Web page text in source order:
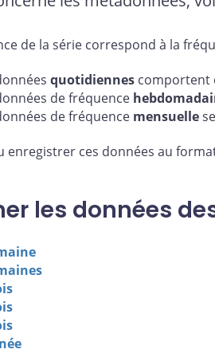
de la série correspond à la
quotidiennes comportent
de fréquence
de fréquence mensuelle
enregistrer ces données au
les données